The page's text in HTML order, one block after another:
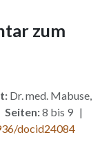
zum
Dr. med. Mabuse,
Seiten:8 bis 9 |
docid24084